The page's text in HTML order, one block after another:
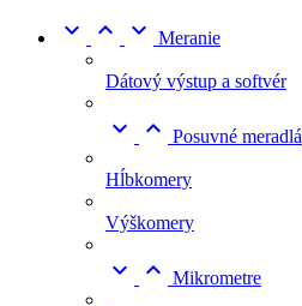

  Meranie
Dátový výstup a softvér
  Posuvné meradlá
Hĺbkomery
Výškomery
  Mikrometre